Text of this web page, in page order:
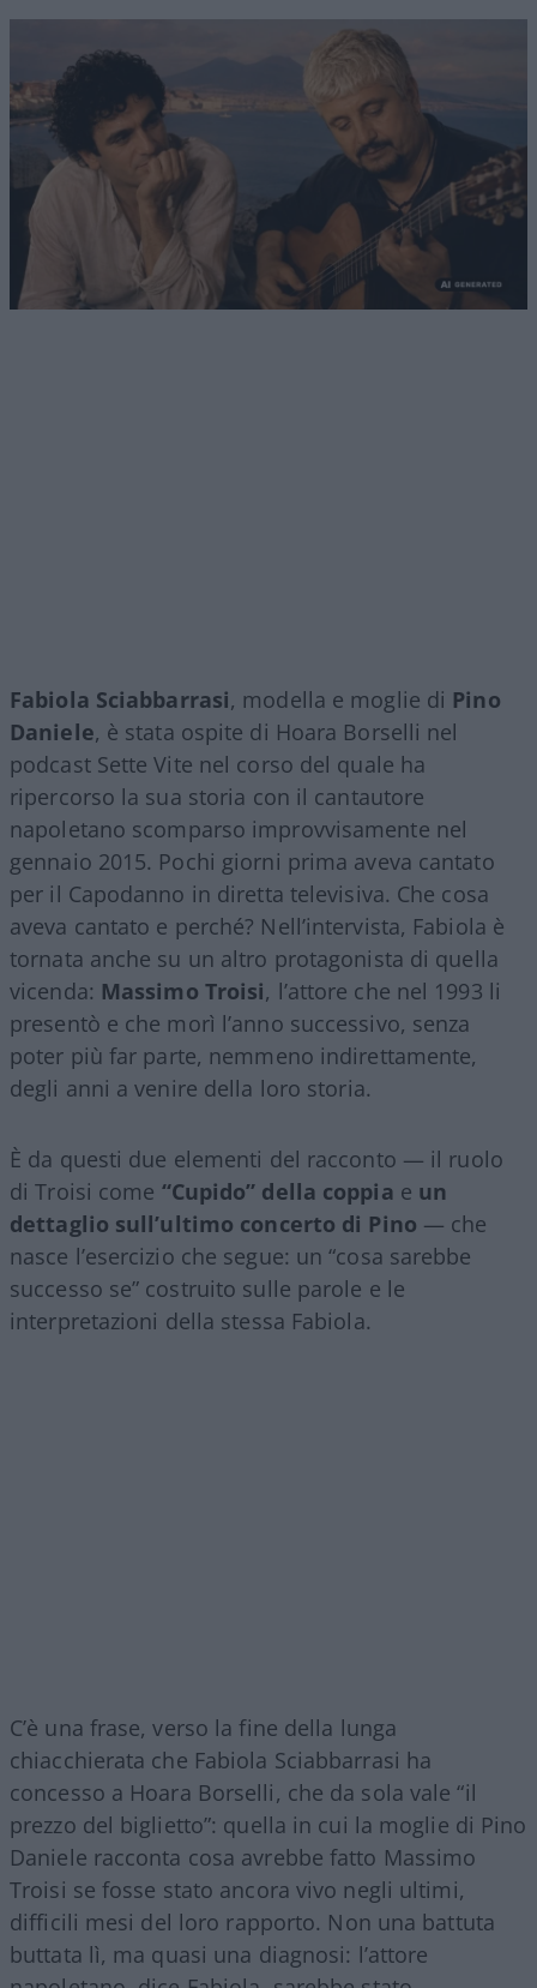
Fabiola Sciabbarrasi, modella e moglie di Pino
Daniele, è stata ospite di Hoara Borselli nel
podcast Sette Vite nel corso del quale ha
ripercorso la sua storia con il cantautore
napoletano scomparso improvvisamente nel
gennaio 2015. Pochi giorni prima aveva cantato
per il Capodanno in diretta televisiva. Che cosa
aveva cantato e perché? Nell’intervista, Fabiola è
tornata anche su un altro protagonista di quella
vicenda: Massimo Troisi, l’attore che nel 1993 li
presentò e che morì l’anno successivo, senza
poter più far parte, nemmeno indirettamente,
degli anni a venire della loro storia.
È da questi due elementi del racconto — il ruolo
di Troisi come “Cupido” della coppia e un
dettaglio sull’ultimo concerto di Pino — che
nasce l’esercizio che segue: un “cosa sarebbe
successo se” costruito sulle parole e le
interpretazioni della stessa Fabiola.
C’è una frase, verso la fine della lunga
chiacchierata che Fabiola Sciabbarrasi ha
concesso a Hoara Borselli, che da sola vale “il
prezzo del biglietto”: quella in cui la moglie di Pino
Daniele racconta cosa avrebbe fatto Massimo
Troisi se fosse stato ancora vivo negli ultimi,
difficili mesi del loro rapporto. Non una battuta
buttata lì, ma quasi una diagnosi: l’attore